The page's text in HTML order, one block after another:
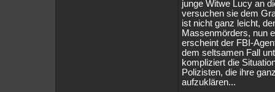
junge Witwe Lucy an
versuchen sie dem
ist nicht ganz leicht,
Massenmörders, nun
erscheint der FBI-
dem seltsamen Fall
kompliziert die
Polizisten, die ihre
aufzuklären...